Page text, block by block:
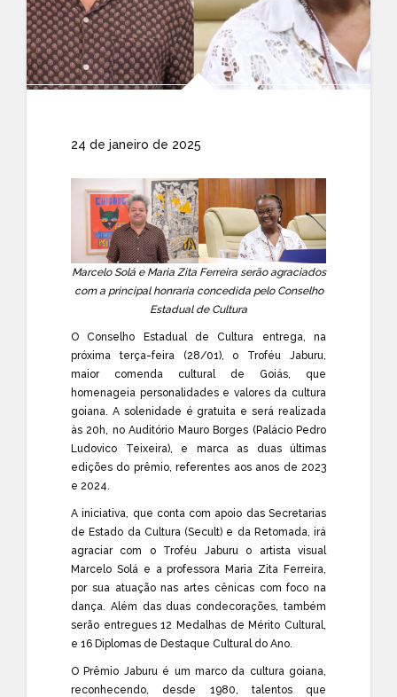
24 de janeiro de 2025
Marcelo Solá e Maria Zita Ferreira serão agraciados
com a principal honraria concedida pelo Conselho
Estadual de Cultura
O Conselho Estadual de Cultura entrega, na
próxima terça-feira (28/01), o Troféu Jaburu,
maior comenda cultural de Goiás, que
homenageia personalidades e valores da cultura
goiana. A solenidade é gratuita e será realizada
às 20h, no Auditório Mauro Borges (Palácio Pedro
Ludovico Teixeira), e marca as duas últimas
edições do prêmio, referentes aos anos de 2023
e 2024.
A iniciativa, que conta com apoio das Secretarias
de Estado da Cultura (Secult) e da Retomada, irá
agraciar com o Troféu Jaburu o artista visual
Marcelo Solá e a professora Maria Zita Ferreira,
por sua atuação nas artes cênicas com foco na
dança. Além das duas condecorações, também
serão entregues 12 Medalhas de Mérito Cultural,
e 16 Diplomas de Destaque Cultural do Ano.
O Prêmio Jaburu é um marco da cultura goiana,
reconhecendo, desde 1980, talentos que